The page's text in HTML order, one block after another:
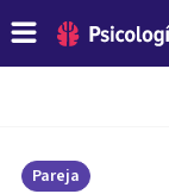
Pareja